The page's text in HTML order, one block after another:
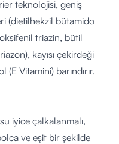
teknolojisi, geniş
(dietilhekzil bütamido
triazin, bütil
kayısı çekirdeği
Vitamini) barındırır.
iyice çalkalanmalı,
ve eşit bir şekilde